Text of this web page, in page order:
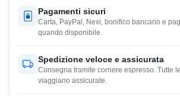
Pagamenti sicuri
Carta, PayPal, Nexi, bonifico bancario e
quando disponibile.
Spedizione veloce e assicurata
Consegna tramite corriere espresso. Tutte
viaggiano assicurate.